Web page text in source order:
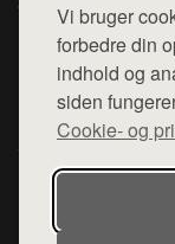
Vi bruger
forbedre din
indhold og
siden
Cookie- og
Top Rabatter
Blog
Kontakt
Denne side er en
hjemmesider med